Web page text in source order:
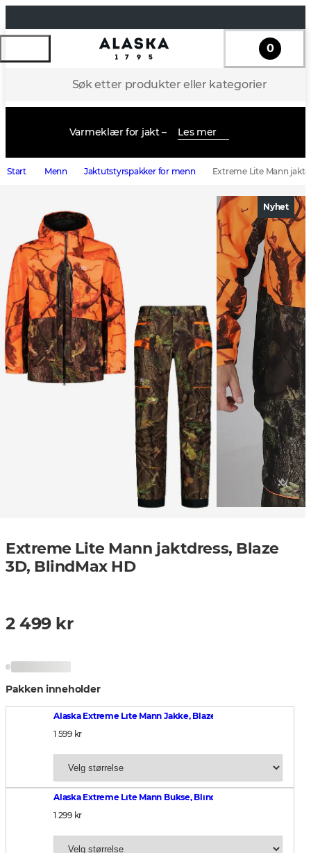
Søk etter produkter eller kategorier
0
Varmeklær for jakt – Les mer
Start Menn Jaktutstyrspakker for menn Extreme Lite Mann
Nyhet
Extreme Lite Mann jaktdress, Blaze
3D, BlindMax HD
2 499 kr
Pakken inneholder
Alaska Extreme Lite Mann Jakke, Blaze 3D
1 599 kr
Alaska Extreme Lite Mann Bukse, BlindMax HD
1 299 kr